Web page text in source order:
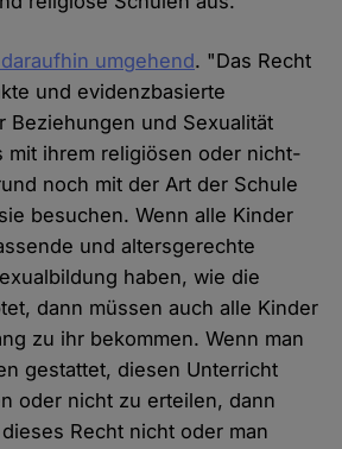
umgehend. "Das Recht
und evidenzbasierte
Beziehungen und Sexualität
mit ihrem religiösen oder nicht-
noch mit der Art der Schule
besuchen. Wenn alle Kinder
und altersgerechte
haben, wie die
dann müssen auch alle Kinder
zu ihr bekommen. Wenn man
gestattet, diesen Unterricht
oder nicht zu erteilen, dann
Recht nicht oder man